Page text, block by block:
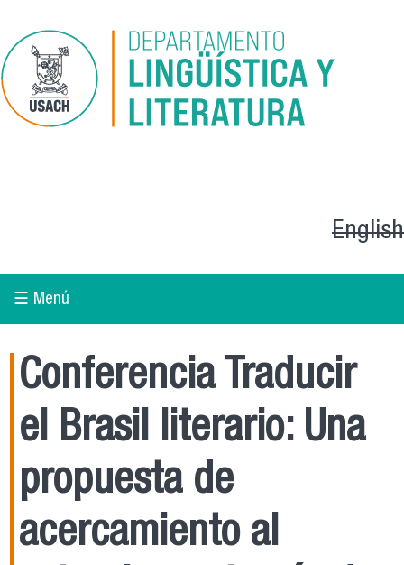
English
☰ Menú
Conferencia Traducir
el Brasil literario: Una
propuesta de
acercamiento al